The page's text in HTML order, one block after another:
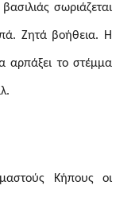
σωριάζεται
Ζητά βοήθεια. Η
αρπάξει το στέμμα
Kήπους οι